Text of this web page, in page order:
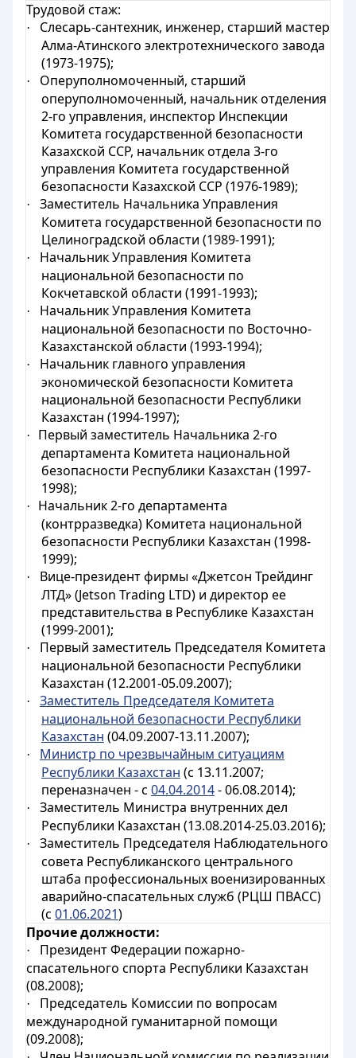
Трудовой стаж:
·
Слесарь-сантехник, инженер, старший мастер
Алма-Атинского электротехнического завода
(1973-1975);
·
Оперуполномоченный, старший
оперуполномоченный, начальник отделения
2-го управления, инспектор Инспекции
Комитета государственной безопасности
Казахской ССР, начальник отдела 3-го
управления Комитета государственной
безопасности Казахской ССР (1976-1989);
·
Заместитель Начальника Управления
Комитета государственной безопасности по
Целиноградской области (1989-1991);
·
Начальник Управления Комитета
национальной безопасности по
Кокчетавской области (1991-1993);
·
Начальник Управления Комитета
национальной безопасности по Восточно-
Казахстанской области (1993-1994);
·
Начальник главного управления
экономической безопасности Комитета
национальной безопасности Республики
Казахстан (1994-1997);
·
Первый заместитель Начальника 2-го
департамента Комитета национальной
безопасности Республики Казахстан (1997-
1998);
·
Начальник 2-го департамента
(контрразведка) Комитета национальной
безопасности Республики Казахстан (1998-
1999);
·
Вице-президент фирмы «Джетсон Трейдинг
ЛТД» (Jetson Trading LTD) и директор ее
представительства в Республике Казахстан
(1999-2001);
· Первый заместитель Председателя Комитета
национальной безопасности Республики
Казахстан (12.2001-05.09.2007);
·
Заместитель Председателя Комитета
национальной безопасности Республики
Казахстан (04.09.2007-13.11.2007);
·
Министр по чрезвычайным ситуациям
Республики Казахстан (с 13.11.2007;
переназначен - с 04.04.2014- 06.08.2014);
·
Заместитель Министра внутренних дел
Республики Казахстан (13.08.2014-25.03.2016);
·
Заместитель Председателя Наблюдательного
совета Республиканского центрального
штаба профессиональных военизированных
аварийно-спасательных служб (РЦШ ПВАСС)
(с 01.06.2021)
Прочие должности:
·
Президент Федерации пожарно-
спасательного спорта Республики Казахстан
(08.2008);
·
Председатель Комиссии по вопросам
международной гуманитарной помощи
(09.2008);